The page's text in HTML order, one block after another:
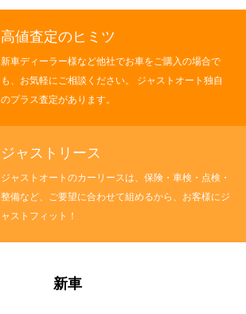
高値査定のヒミツ
新車ディーラー様など他社でお車をご購入の場合で
も、お気軽にご相談ください。 ジャストオート独自
のプラス査定があります。
ジャストリース
ジャストオートのカーリースは、保険・車検・点検・
整備など、ご要望に合わせて組めるから、お客様にジ
ャストフィット！
新車